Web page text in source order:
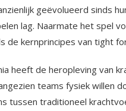
geëvolueerd sinds
lag. Naarmate het spel
de kernprincipes van tight
heeft de heropleving van
teams fysiek willen
tussen traditioneel